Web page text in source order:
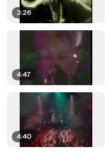
3:26
4:47
4:40